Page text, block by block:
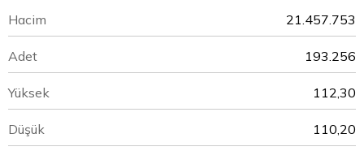
Hacim 21.457.753
Adet 193.256
Yüksek 112,30
Düşük 110,20